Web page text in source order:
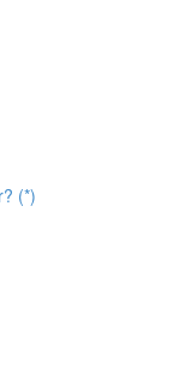
(*)